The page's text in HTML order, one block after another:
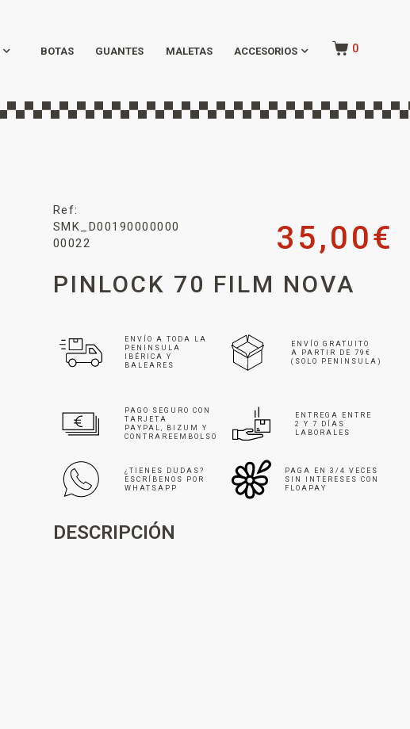
BOTAS GUANTES MALETAS ACCESORIOS 0
Ref:
SMK_D00190000000
00022
35,00€
PINLOCK 70 FILM NOVA
ENVÍO A TODA LA
PENINSULA
IBÉRICA Y
BALEARES
ENVÍO GRATUITO
A PARTIR DE 79€
(SOLO PENINSULA)
PAGO SEGURO CON
TARJETA
PAYPAL, BIZUM Y
CONTRAREEMBOLSO
ENTREGA ENTRE
2 Y 7 DÍAS
LABORALES
¿TIENES DUDAS?
ESCRÍBENOS POR
WHATSAPP
PAGA EN 3/4 VECES
SIN INTERESES CON
FLOAPAY
DESCRIPCIÓN